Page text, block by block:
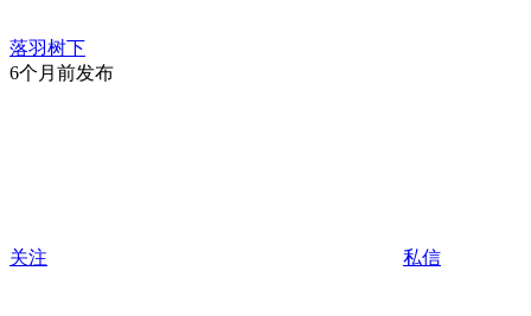
落羽树下
6个月前发布
关注 私信